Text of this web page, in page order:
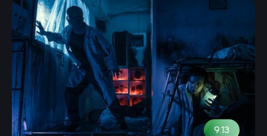
9.13